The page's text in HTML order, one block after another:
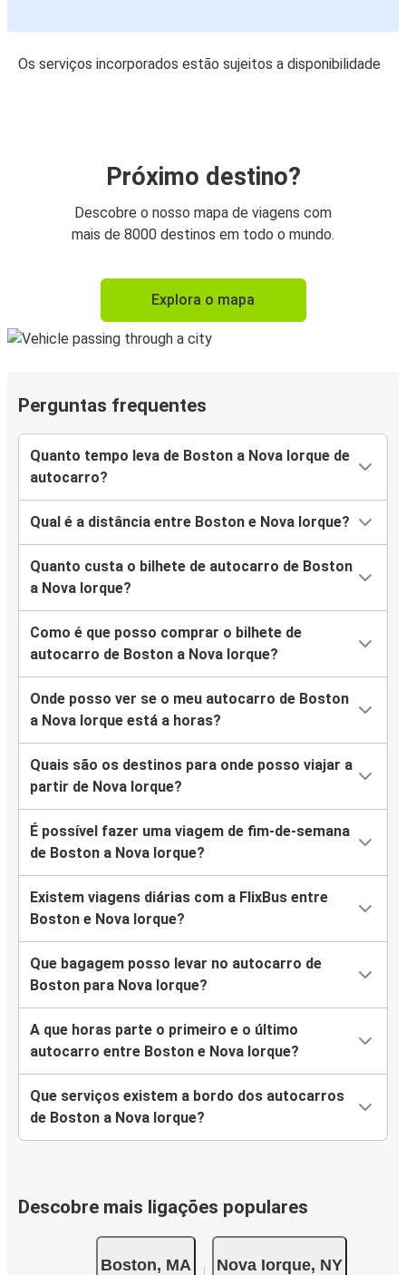
Os serviços incorporados estão sujeitos a disponibilidade
Próximo destino?
Descobre o nosso mapa de viagens com
mais de 8000 destinos em todo o mundo.
Explora o mapa
Perguntas frequentes
Quanto tempo leva de Boston a Nova Iorque de
autocarro?
Qual é a distância entre Boston e Nova Iorque?
Quanto custa o bilhete de autocarro de Boston
a Nova Iorque?
Como é que posso comprar o bilhete de
autocarro de Boston a Nova Iorque?
Onde posso ver se o meu autocarro de Boston
a Nova Iorque está a horas?
Quais são os destinos para onde posso viajar a
partir de Nova Iorque?
É possível fazer uma viagem de fim-de-semana
de Boston a Nova Iorque?
Existem viagens diárias com a FlixBus entre
Boston e Nova Iorque?
Que bagagem posso levar no autocarro de
Boston para Nova Iorque?
A que horas parte o primeiro e o último
autocarro entre Boston e Nova Iorque?
Que serviços existem a bordo dos autocarros
de Boston a Nova Iorque?
Descobre mais ligações populares
Boston, MA Nova Iorque, NY